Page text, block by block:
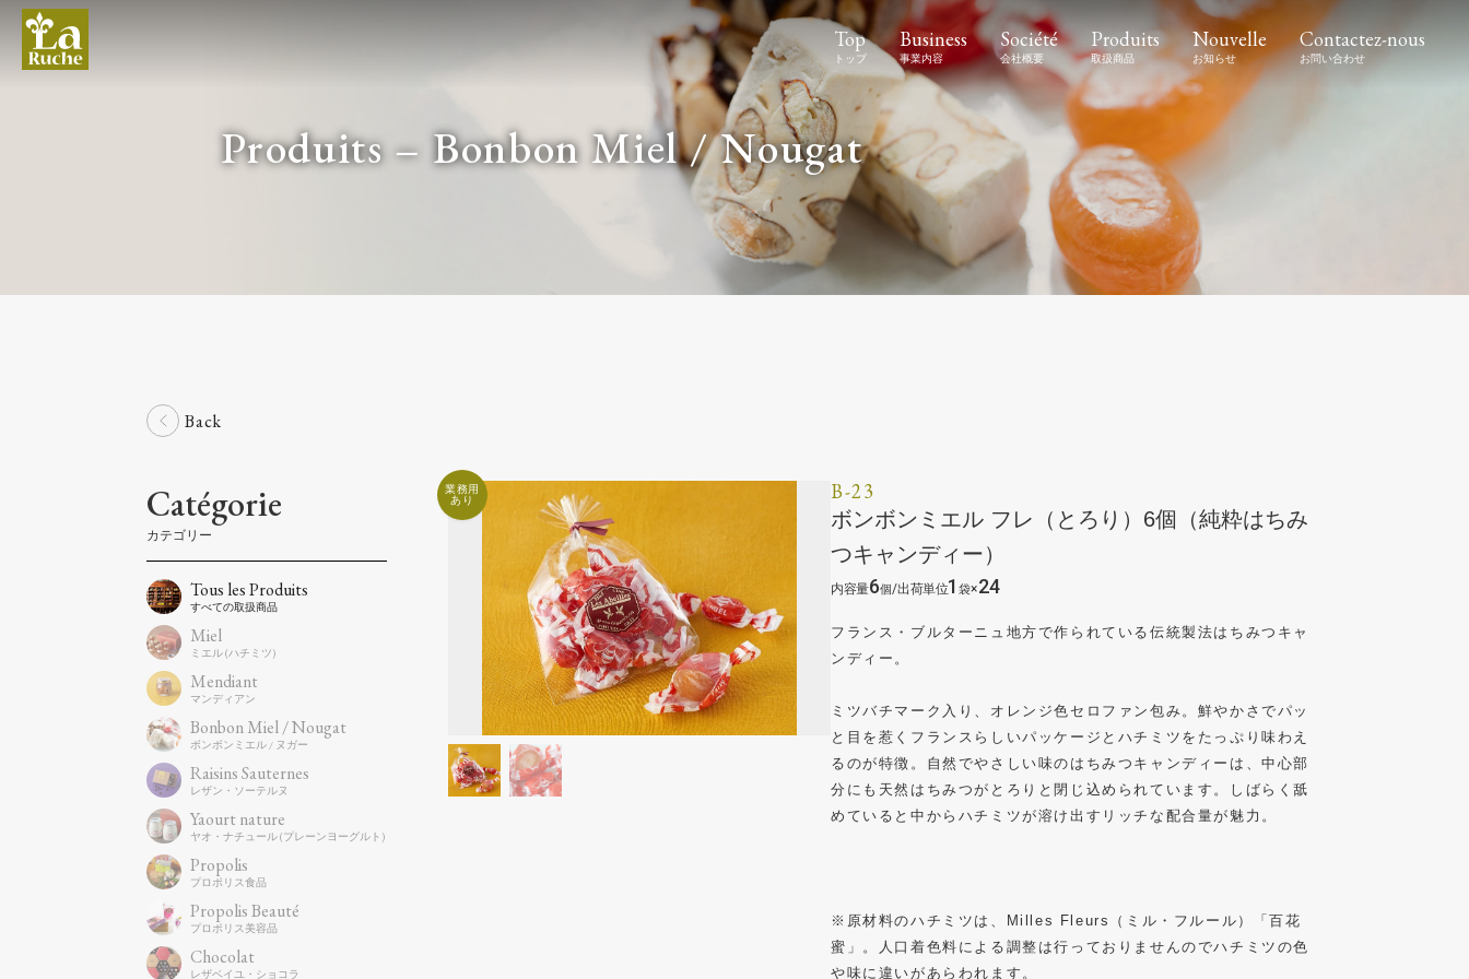
Top Business Société Produits Nouvelle Contactez-nous
Produits – Bonbon Miel / Nougat
Back
Catégorie
Tous les Produits
Bonbon Miel / Nougat
Chocolat
Mendiant
Miel
Propolis
Propolis Beauté
Raisins Sauternes
Yaourt nature
B-23
ボンボンミエル フレ（とろり）6個（純粋はちみ
つキャンディー）
6 / 1 ×24
フランス・ブルターニュ地方で作られている伝統製法はちみつキャ
ンディー。
ミツバチマーク入り、オレンジ色セロファン包み。鮮やかさでパッ
と目を惹くフランスらしいパッケージとハチミツをたっぷり味わえ
るのが特徴。自然でやさしい味のはちみつキャンディーは、中心部
分にも天然はちみつがとろりと閉じ込められています。しばらく舐
めていると中からハチミツが溶け出すリッチな配合量が魅力。
※原材料のハチミツは、Milles Fleurs（ミル・フルール）「百花
蜜」。人口着色料による調整は行っておりませんのでハチミツの色
や味に違いがあらわれます。